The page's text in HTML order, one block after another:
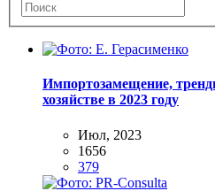
Импортозамещение,
хозяйстве в 2023 году
Июл, 2023
1656
379